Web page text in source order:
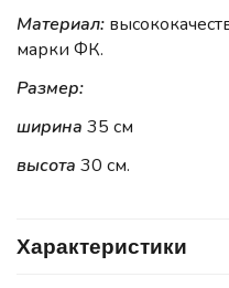
Материал:
марки ФК.
Размер:
ширина 35 см
высота 30 cм.
Характеристики